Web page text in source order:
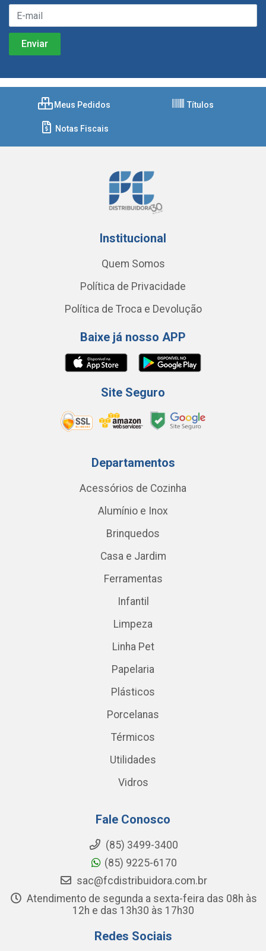
Meus Pedidos Títulos
Notas Fiscais
Institucional
Quem Somos
Política de Privacidade
Política de Troca e Devolução
Baixe já nosso APP
Site Seguro
Departamentos
Acessórios de Cozinha
Alumínio e Inox
Brinquedos
Casa e Jardim
Ferramentas
Infantil
Limpeza
Linha Pet
Papelaria
Plásticos
Porcelanas
Térmicos
Utilidades
Vidros
Fale Conosco
(85) 3499-3400
(85) 9225-6170
sac@fcdistribuidora.com.br
Atendimento de segunda a sexta-feira das 08h às
12h e das 13h30 às 17h30
Redes Sociais